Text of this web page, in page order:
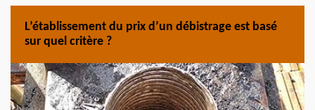
L’établissement du prix d’un débistrage est basé
sur quel critère ?